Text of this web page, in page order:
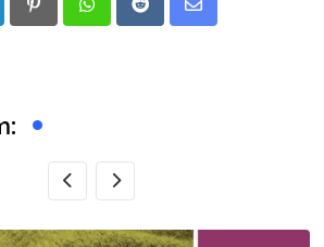
PinterestWhatsappRedditShare